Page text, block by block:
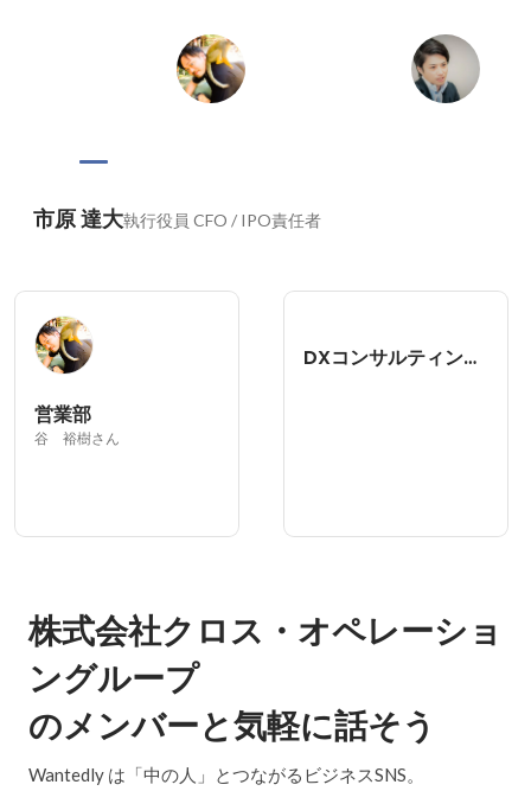
市原 達大執行役員 CFO / IPO責任者
営業部
谷 裕樹さん
DXコンサルティング事業部
株式会社クロス・オペレーショ
ングループ
のメンバーと気軽に話そう
Wantedly は「中の人」とつながるビジネスSNS。